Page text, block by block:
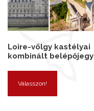
Loire-völgy kastélyai
kombinált belépőjegy
Válasszon!